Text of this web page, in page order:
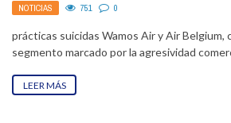
NOTICIAS 751 0
prácticas suicidas Wamos Air y Air Belgium,
segmento marcado por la agresividad
LEER MÁS